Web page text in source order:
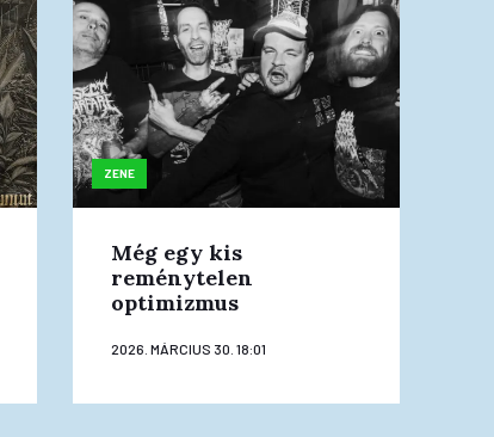
ZENE
Még egy kis
reménytelen
optimizmus
2026. MÁRCIUS 30. 18:01